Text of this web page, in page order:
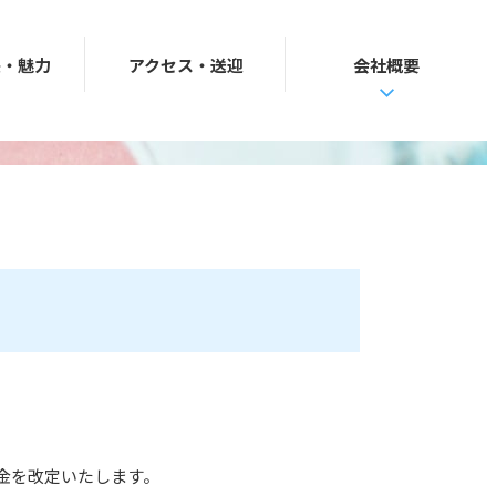
魅力 アクセス・送迎 会社概要
改定いたします。